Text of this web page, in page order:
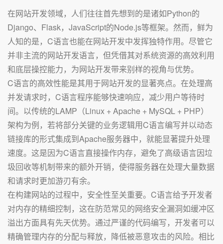
在网站开发领域，人们往往首先想到的是诸如Python的
Django、Flask，JavaScript的Node.js等框架。然而，鲜为
人知的是，C语言也能在网站开发中发挥独特作用。尽管它
并非主流的网站开发语言，但凭借其对系统资源的高效利用
和底层操控能力，为网站开发带来别样的视角与优势。
C语言的高效性能是其用于网站开发的显著亮点。在处理高
并发请求时，C语言程序能够快速响应，减少用户等待时
间。以传统的LAMP（Linux + Apache + MySQL + PHP）
架构为例，若将部分关键的业务逻辑用C语言编写并以动态
链接库的形式集成到Apache服务器中，就能显著提升处理
速度。这是因为C语言直接操作内存，避免了高级语言因垃
圾回收等机制带来的额外开销，使得服务器在处理大量数据
和请求时更加游刃有余。
在构建网站的过程中，安全性至关重要。C语言给予开发者
对内存的精细控制，这在防范常见的网络安全漏洞如缓冲区
溢出方面具有先天优势。通过严谨的代码编写，开发者可以
精确管理内存的分配与释放，降低被恶意攻击的风险。相比